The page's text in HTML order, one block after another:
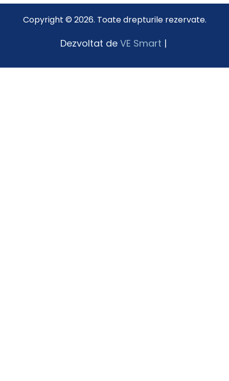
Copyright © 2026. Toate drepturile rezervate.
Dezvoltat de VE Smart |